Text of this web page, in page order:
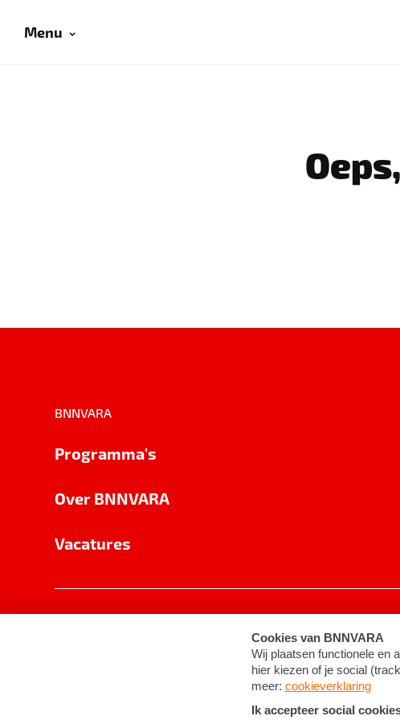
Menu
BNNVARA
Programma's
Over BNNVARA
Vacatures
Cookie-instellingen Algemene